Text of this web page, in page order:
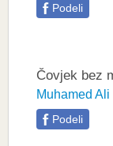
Podeli
Čovjek bez
Muhamed Ali
Podeli